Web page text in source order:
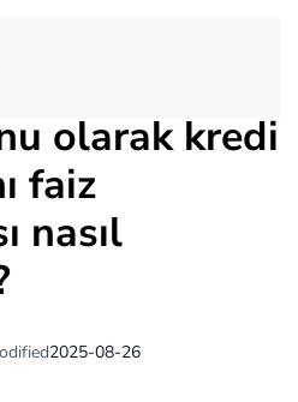
olarak kredi
faiz
nasıl
2025-08-26